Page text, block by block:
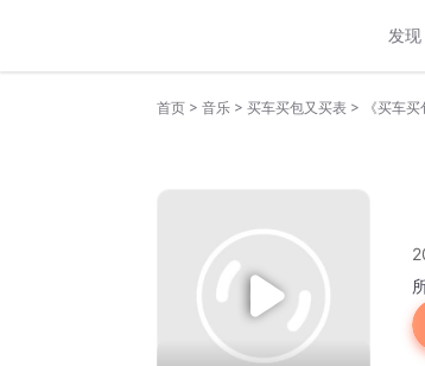
发现
首页 > 音乐 > 买车买包又买表 > 《买车